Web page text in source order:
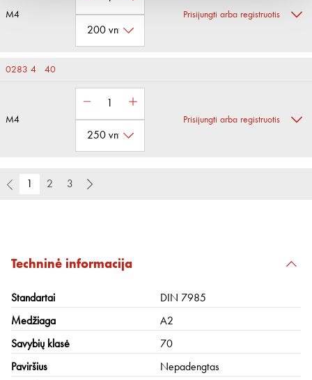
M4 Prisijungti arba registruotis
0283 4 40
M4 Prisijungti arba registruotis
1 2 3
Techninė informacija
Standartai DIN 7985
Medžiaga A2
Savybių klasė 70
Paviršius Nepadengtas